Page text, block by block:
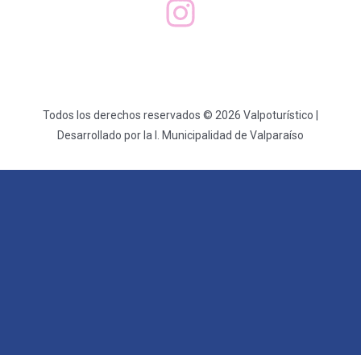
Todos los derechos reservados © 2026 Valpoturístico |
Desarrollado por la I. Municipalidad de Valparaíso